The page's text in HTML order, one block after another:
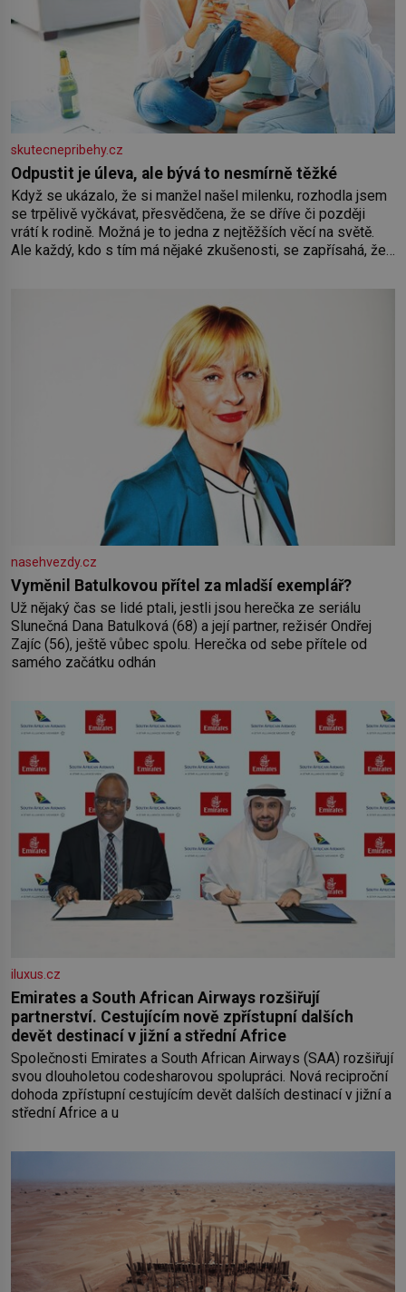
skutecnepribehy.cz
Odpustit je úleva, ale bývá to nesmírně těžké
Když se ukázalo, že si manžel našel milenku, rozhodla jsem
se trpělivě vyčkávat, přesvědčena, že se dříve či později
vrátí k rodině. Možná je to jedna z nejtěžších věcí na světě.
Ale každý, kdo s tím má nějaké zkušenosti, se zapřísahá, že
nasehvezdy.cz
Vyměnil Batulkovou přítel za mladší exemplář?
Už nějaký čas se lidé ptali, jestli jsou herečka ze seriálu
Slunečná Dana Batulková (68) a její partner, režisér Ondřej
Zajíc (56), ještě vůbec spolu. Herečka od sebe přítele od
samého začátku odhán
iluxus.cz
Emirates a South African Airways rozšiřují
partnerství. Cestujícím nově zpřístupní dalších
devět destinací v jižní a střední Africe
Společnosti Emirates a South African Airways (SAA) rozšiřují
svou dlouholetou codesharovou spolupráci. Nová reciproční
dohoda zpřístupní cestujícím devět dalších destinací v jižní a
střední Africe a u